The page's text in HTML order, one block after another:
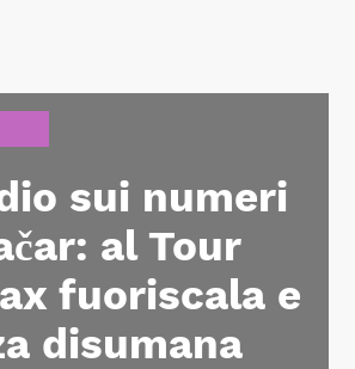
sui numeri
al Tour
fuoriscala e
disumana